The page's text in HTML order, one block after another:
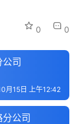
0 0
司
月15日 上午12:42
公司